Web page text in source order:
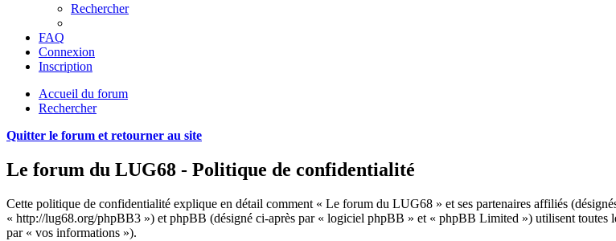
Rechercher
FAQ
Connexion
Inscription
Accueil du forum
Rechercher
Quitter le forum et retourner au site
Le forum du LUG68 - Politique de confidentialité
Cette politique de confidentialité explique en détail comment « Le forum du LUG68 » et ses partenaires affiliés
« http://lug68.org/phpBB3 ») et phpBB (désigné ci-après par « logiciel phpBB » et « phpBB Limited ») utilisent toutes
par « vos informations »).